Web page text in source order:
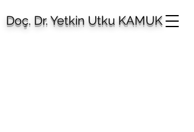
Doç. Dr. Yetkin Utku KAMUK